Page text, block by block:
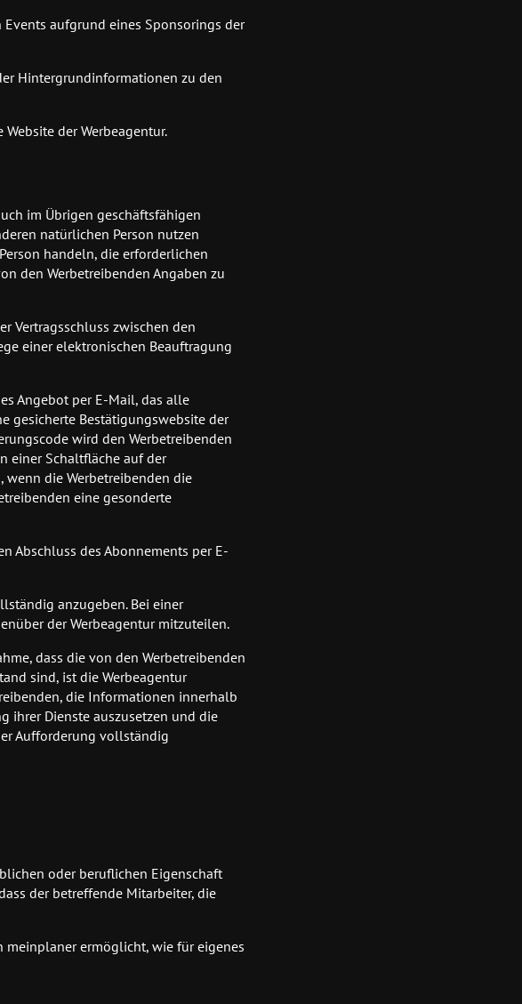
aufgrund eines Sponsorings der
Hintergrundinformationen zu den
der Werbeagentur.
im Übrigen geschäftsfähigen
natürlichen Person nutzen
handeln, die erforderlichen
den Werbetreibenden Angaben zu
Vertragsschluss zwischen den
einer elektronischen Beauftragung
Angebot per E-Mail, das alle
gesicherte Bestätigungswebsite der
wird den Werbetreibenden
einer Schaltfläche auf der
wenn die Werbetreibenden die
eine gesonderte
Abschluss des Abonnements per E-
anzugeben. Bei einer
der Werbeagentur mitzuteilen.
dass die von den Werbetreibenden
sind, ist die Werbeagentur
die Informationen innerhalb
ihrer Dienste auszusetzen und die
Aufforderung vollständig
oder beruflichen Eigenschaft
der betreffende Mitarbeiter, die
meinplaner ermöglicht, wie für eigenes